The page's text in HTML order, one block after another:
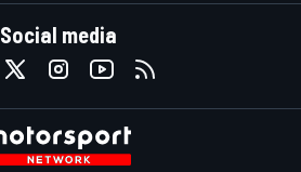
Social media